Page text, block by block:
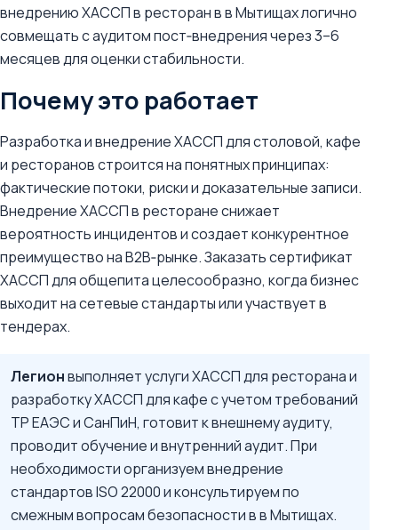
внедрению ХАССП в ресторан в в Мытищах логично
совмещать с аудитом пост‑внедрения через 3–6
месяцев для оценки стабильности.
Почему это работает
Разработка и внедрение ХАССП для столовой, кафе
и ресторанов строится на понятных принципах:
фактические потоки, риски и доказательные записи.
Внедрение ХАССП в ресторане снижает
вероятность инцидентов и создает конкурентное
преимущество на B2B‑рынке. Заказать сертификат
ХАССП для общепита целесообразно, когда бизнес
выходит на сетевые стандарты или участвует в
тендерах.
Легионвыполняет услуги ХАССП для ресторана и
разработку ХАССП для кафе с учетом требований
ТР ЕАЭС и СанПиН, готовит к внешнему аудиту,
проводит обучение и внутренний аудит. При
необходимости организуем внедрение
стандартов ISO 22000 и консультируем по
смежным вопросам безопасности в в Мытищах.